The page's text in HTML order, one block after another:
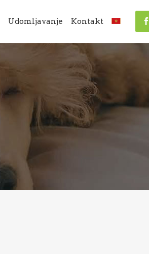
Udomljavanje Kontakt